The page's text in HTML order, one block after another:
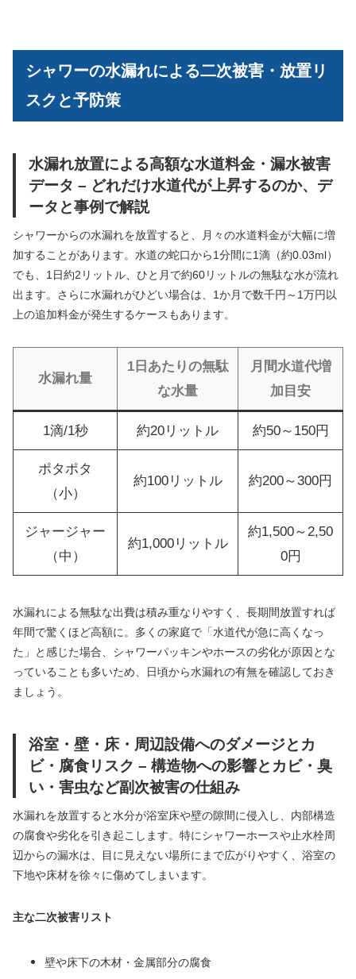
シャワーの水漏れによる二次被害・放置リ
スクと予防策
水漏れ放置による高額な水道料金・漏水被害
データ – どれだけ水道代が上昇するのか、デ
ータと事例で解説
シャワーからの水漏れを放置すると、月々の水道料金が大幅に増
加することがあります。水道の蛇口から1分間に1滴（約0.03ml）
でも、1日約2リットル、ひと月で約60リットルの無駄な水が流れ
出ます。さらに水漏れがひどい場合は、1か月で数千円～1万円以
上の追加料金が発生するケースもあります。
水漏れ量
1日あたりの無駄
な水量
月間水道代増
加目安
1滴/1秒 約20リットル 約50～150円
ポタポタ
（小）
約100リットル 約200～300円
ジャージャー
（中）
約1,000リットル
約1,500～2,50
0円
水漏れによる無駄な出費は積み重なりやすく、長期間放置すれば
年間で驚くほど高額に。多くの家庭で「水道代が急に高くなっ
た」と感じた場合、シャワーパッキンやホースの劣化が原因とな
っていることも多いため、日頃から水漏れの有無を確認しておき
ましょう。
浴室・壁・床・周辺設備へのダメージとカ
ビ・腐食リスク – 構造物への影響とカビ・臭
い・害虫など副次被害の仕組み
水漏れを放置すると水分が浴室床や壁の隙間に侵入し、内部構造
の腐食や劣化を引き起こします。特にシャワーホースや止水栓周
辺からの漏水は、目に見えない場所にまで広がりやすく、浴室の
下地や床材を徐々に傷めてしまいます。
主な二次被害リスト
壁や床下の木材・金属部分の腐食